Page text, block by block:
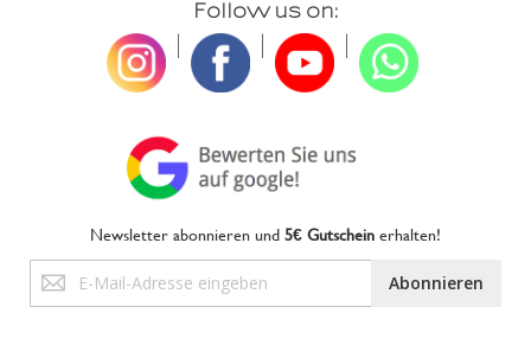
Follow us on:
Newsletter abonnieren und5€ Gutscheinerhalten!
Anmeldung
zum
Abonnieren